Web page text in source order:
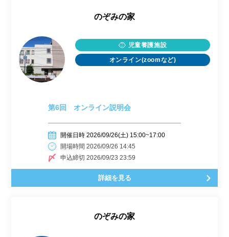
のぞみの家
児童養護施設
オンライン(zoomなど)
第6回 オンライン説明会
開催日時 2026/09/26(土) 15:00~17:00
開場時間 2026/09/26 14:45
申込締切 2026/09/23 23:59
詳細を見る
のぞみの家